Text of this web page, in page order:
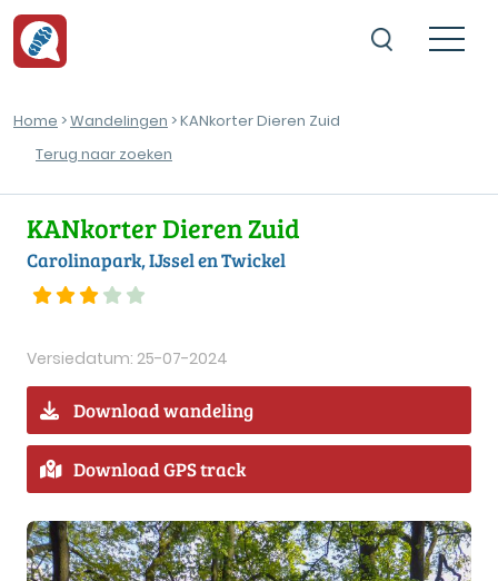
Home >Wandelingen > KANkorter Dieren Zuid
Terug naar zoeken
KANkorter Dieren Zuid
Carolinapark, IJssel en Twickel
Versiedatum: 25-07-2024
Download wandeling
Download GPS track